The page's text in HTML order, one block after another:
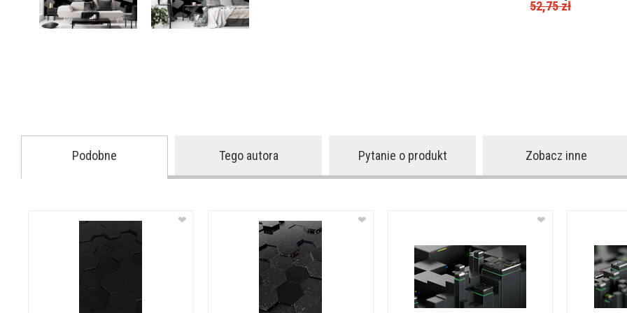
52,75zł
Podobne Tego autora Pytanie o produkt Zobacz inne
❤ ❤ ❤